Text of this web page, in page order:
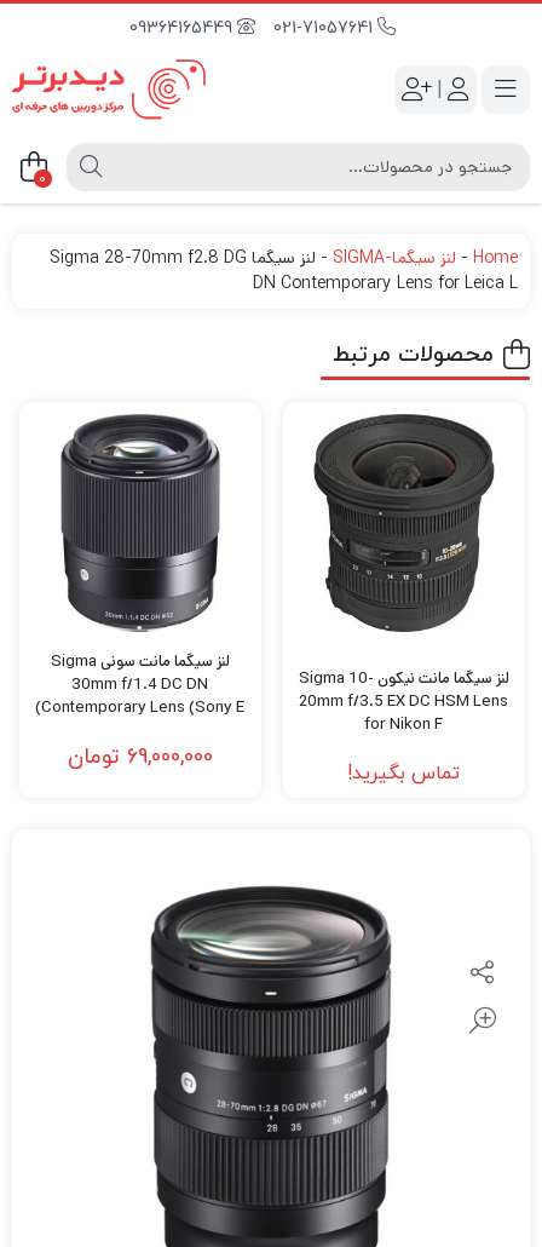
09364165449
|
0
Home
- لنز سیگما-SIGMA -
لنز سیگما Sigma 28-70mm f2.8 DG
DN Contemporary Lens for Leica L
محصولات مرتبط
لنز سیگما مانت نیکون Sigma 10-
20mm f/3.5 EX DC HSM Lens
for Nikon F
تماس بگیرید!
لنز سیگما مانت سونی Sigma
30mm f/1.4 DC DN
Contemporary Lens (Sony E)
69,000,000 تومان